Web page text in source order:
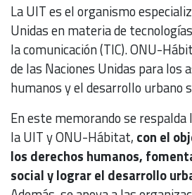
La UIT es el organismo
Unidas en materia de
la comunicación (TIC). ONU-
de las Naciones Unidas para los
humanos y el desarrollo urbano
En este memorando se
la UIT y ONU-Hábitat, con el
los derechos humanos,
social y lograr el desarrollo